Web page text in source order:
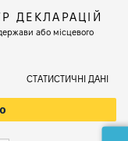
ДЕКЛАРАЦІЙ
або місцевого
СТАТИСТИЧНІ ДАНІ